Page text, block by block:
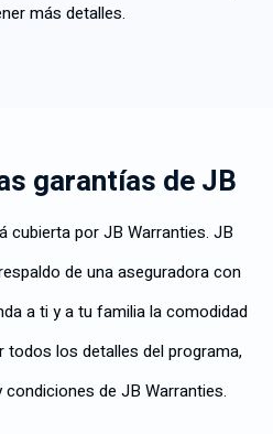
más detalles.
garantías de JB
cubierta por JB Warranties. JB
de una aseguradora con
a ti y a tu familia la comodidad
todos los detalles del programa,
de JB Warranties.